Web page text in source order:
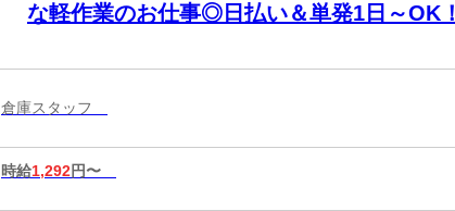
な軽作業のお仕事◎日払い＆単発1日～OK！
倉庫スタッフ
時給1,292円〜